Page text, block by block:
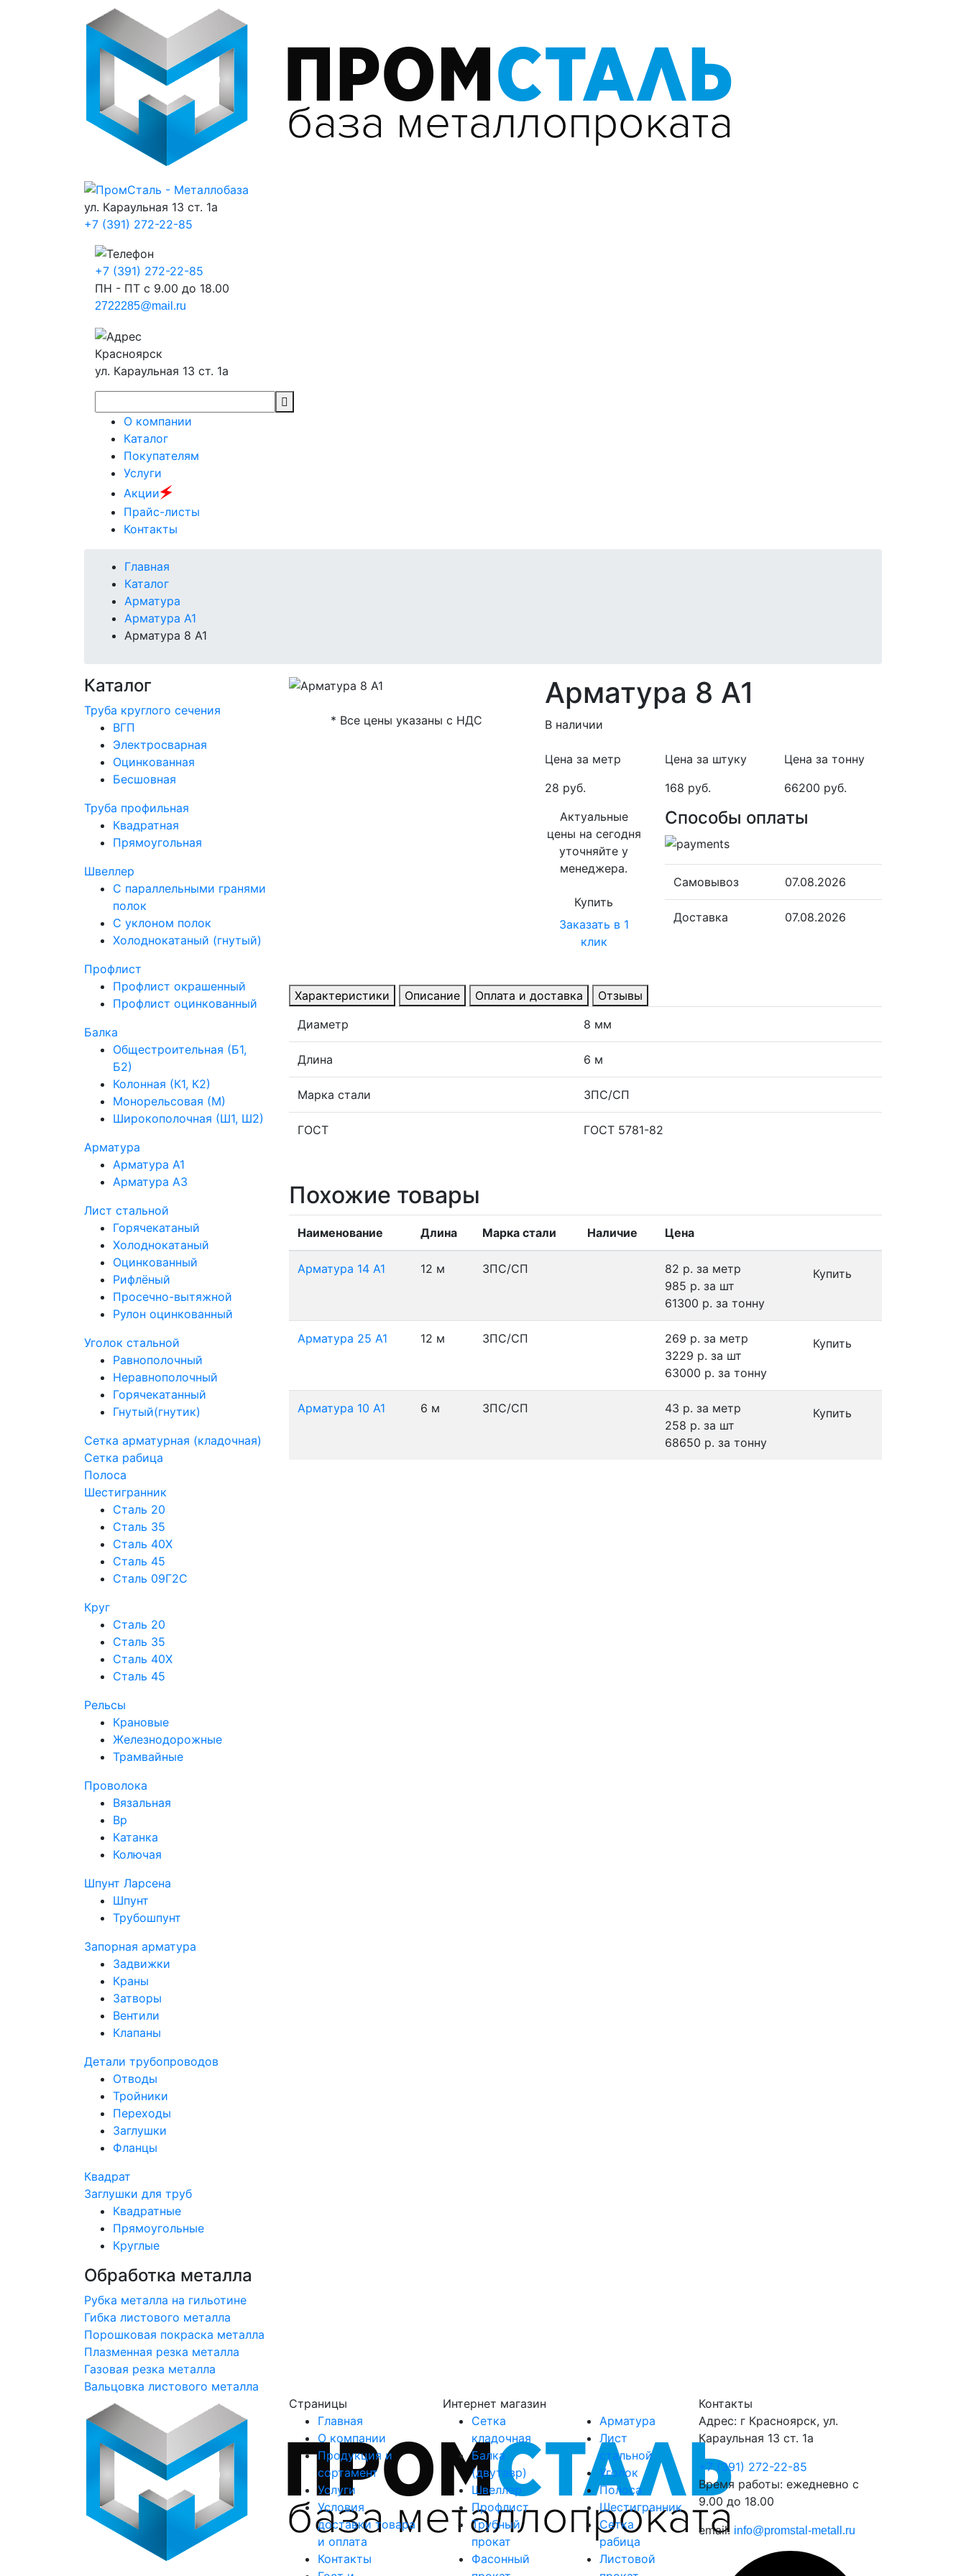
ул. Караульная 13 ст. 1а
+7 (391) 272-22-85
+7 (391) 272-22-85
ПН - ПТ с 9.00 до 18.00
2722285@mail.ru
Красноярск
ул. Караульная 13 ст. 1а
О компании
Каталог
Покупателям
Услуги
Акции🗲
Прайс-листы
Контакты
Главная
Каталог
Арматура
Арматура А1
Арматура 8 А1
* Все цены указаны с НДС
Арматура 8 А1
В наличии
Цена за метр
28 руб.
Цена за штуку
168 руб.
Цена за тонну
66200 руб.
Актуальные
цены на сегодня
уточняйте у
менеджера.
Купить
Заказать в 1
клик
Способы оплаты
Самовывоз 07.08.2026
Доставка 07.08.2026
Характеристики Описание Оплата и доставка
Отзывы
Диаметр
8 мм
Длина 6 м
Марка стали 3ПС/СП
ГОСТ ГОСТ 5781-82
Похожие товары
Наименование Длина Марка стали Наличие Цена
Арматура 14 А1 12 м 3ПС/СП 82 р. за метр
985 р. за шт
61300 р. за тонну
Купить
Арматура 25 А1 12 м 3ПС/СП 269 р. за метр
3229 р. за шт
63000 р. за тонну
Купить
Арматура 10 А1 6 м 3ПС/СП 43 р. за метр
258 р. за шт
68650 р. за тонну
Купить
Каталог
Труба круглого сечения
ВГП
Электросварная
Оцинкованная
Бесшовная
Труба профильная
Квадратная
Прямоугольная
Швеллер
С параллельными гранями
полок
С уклоном полок
Холоднокатаный (гнутый)
Профлист
Профлист окрашенный
Профлист оцинкованный
Балка
Общестроительная (Б1,
Б2)
Колонная (К1, К2)
Монорельсовая (М)
Широкополочная (Ш1, Ш2)
Арматура
Арматура А1
Арматура А3
Лист стальной
Горячекатаный
Холоднокатаный
Оцинкованный
Рифлёный
Просечно-вытяжной
Рулон оцинкованный
Уголок стальной
Равнополочный
Неравнополочный
Горячекатанный
Гнутый(гнутик)
Сетка арматурная (кладочная)
Сетка рабица
Полоса
Шестигранник
Сталь 20
Сталь 35
Сталь 40Х
Сталь 45
Сталь 09Г2С
Круг
Сталь 20
Сталь 35
Сталь 40Х
Сталь 45
Рельсы
Крановые
Железнодорожные
Трамвайные
Проволока
Вязальная
Вр
Катанка
Колючая
Шпунт Ларсена
Шпунт
Трубошпунт
Запорная арматура
Задвижки
Краны
Затворы
Вентили
Клапаны
Детали трубопроводов
Отводы
Тройники
Переходы
Заглушки
Фланцы
Квадрат
Заглушки для труб
Квадратные
Прямоугольные
Круглые
Обработка металла
Рубка металла на гильотине
Гибка листового металла
Порошковая покраска металла
Плазменная резка металла
Газовая резка металла
Вальцовка листового металла
Страницы
Главная
О компании
Продукция и
сортамент
Услуги
Условия
доставки товара
и оплата
Контакты
Интернет магазин
Сетка
кладочная
Балка
(двутавр)
Швеллер
Профлист
Трубный
прокат
Фасонный
Арматура
Лист
стальной
Уголок
Полоса
Шестигранник
Сетка
рабица
Листовой
Контакты
Адрес: г Красноярск, ул.
Караульная 13 ст. 1а
+7 (391) 272-22-85
Время работы: ежедневно с
9.00 до 18.00
email: info@promstal-metall.ru